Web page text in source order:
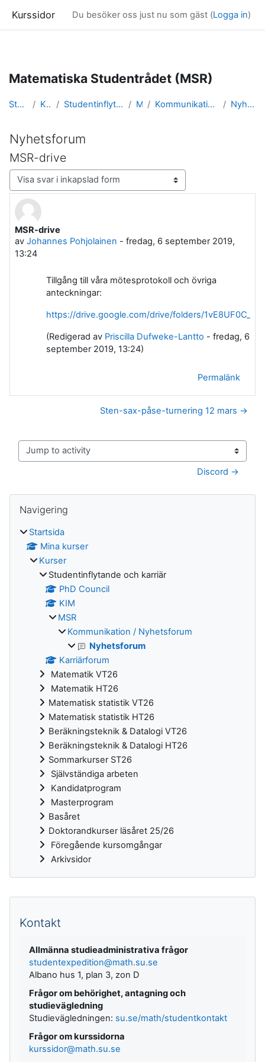
Kurssidor Du besöker oss just nu som gäst (Logga in)
Matematiska Studentrådet (MSR)
Startsida Kurser Studentinflytande och karriär MSR Kommunikation / Nyhetsforum Nyhetsforum
Nyhetsforum
MSR-drive
Visningsläge
MSR-drive
av Johannes Pohjolainen - fredag, 6 september 2019,
13:24
Antal svar: 0
Tillgång till våra mötesprotokoll och övriga
anteckningar:
https://drive.google.com/drive/folders/
(Redigerad av Priscilla Dufweke-Lantto - fredag, 6
september 2019, 13:24)
Permalänk
Sten-sax-påse-turnering 12 mars →
Jump to activity
Discord →
Block
Navigering
Startsida
Mina kurser
Kurser
Studentinflytande och karriär
PhD Council
KIM
MSR
Kommunikation / Nyhetsforum
Nyhetsforum
Karriärforum
Matematik VT26
Matematik HT26
Matematisk statistik VT26
Matematisk statistik HT26
Beräkningsteknik & Datalogi VT26
Beräkningsteknik & Datalogi HT26
Sommarkurser ST26
Självständiga arbeten
Kandidatprogram
Masterprogram
Basåret
Doktorandkurser läsåret 25/26
Föregående kursomgångar
Arkivsidor
Kompletterande block
Kontakt
Allmänna studieadministrativa frågor
studentexpedition@math.su.se
Albano hus 1, plan 3, zon D
Frågor om behörighet, antagning och
studievägledning
Studievägledningen: su.se/math/studentkontakt
Frågor om kurssidorna
kurssidor@math.su.se